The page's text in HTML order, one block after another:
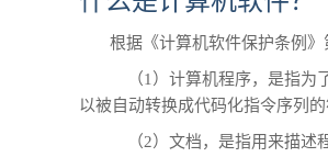
根据《计算机软件保护条例
（1）计算机程序，是指为
以被自动转换成代码化指令序列
（2）文档，是指用来描述